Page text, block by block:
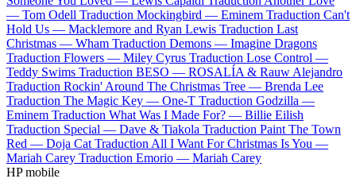
— Tom Odell Traduction Mockingbird — Eminem Traduction Can't
Hold Us — Macklemore and Ryan Lewis Traduction Last
Christmas — Wham Traduction Demons — Imagine Dragons
Traduction Flowers — Miley Cyrus Traduction Lose Control —
Teddy Swims Traduction BESO — ROSALÍA & Rauw Alejandro
Traduction Rockin' Around The Christmas Tree — Brenda Lee
Traduction The Magic Key — One-T Traduction Godzilla —
Eminem Traduction What Was I Made For? — Billie Eilish
Traduction Special — Dave & Tiakola Traduction Paint The Town
Red — Doja Cat Traduction All I Want For Christmas Is You —
Mariah Carey Traduction Emorio — Mariah Carey
HP mobile